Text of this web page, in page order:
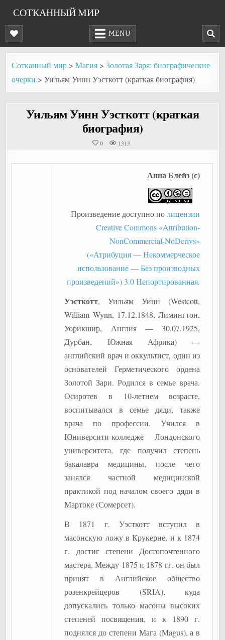
content
СОТКАННЫЙ МИР
MENU
Сотканный мир >Магия >Золотая Заря: биографические
очерки >Уильям Уинн Уэсткотт (краткая биография)
Уильям Уинн Уэсткотт (краткая
биография)
0 1313
Анна Блейз (с)
Произведение доступно полицензии
Creative Commons «Attribution-
NonCommercial-NoDerivs»
(«Атрибуция — Некоммерческое
использование — Без производных
произведений») 3.0 Непортированная.
Уэсткотт, Уильям Уинн (Westcott,
William Wynn, 17.12.1848, Лимингтон,
Уорикшир, Англия — 30.07.1925,
Дурбан, Южная Африка) —
английский врач и оккультист, один из
основателей Герметического ордена
Золотой Зари. Родился в семье врача.
Осиротев в 10-летнем возрасте,
воспитывался в семье дяди, также
врача по профессии. Учился в
Юниверсити-колледже Лондонского
университета, где получил степень
бакалавра медицины, после чего
занялся частной медицинской
практикой под началом своего дяди в
Мартоке (Сомерсет).
В 1871 г. Уэсткотт вступил в
масонскую ложу в Крукерне, и к 1874
г. достиг степени Достопочтенного
мастера. Между 1875 и 1878 гг. он был
принят в Английское общество
розенкрейцеров (SRIA), куда
допускались только масоны высоких
степеней посвящения, и к 1890 г.
поднялся до степени Мага (Magus), а в